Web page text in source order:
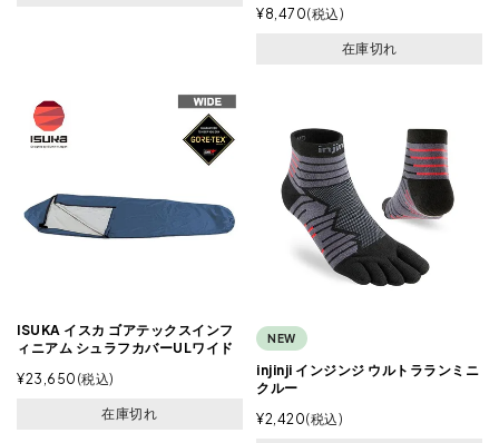
¥8,470 税込
在庫切れ
ISUKA イスカ ゴアテックスインフ
ィニアム シュラフカバーULワイド
¥23,650 税込
在庫切れ
NEW
injinji インジンジ ウルトラランミニ
クルー
¥2,420 税込